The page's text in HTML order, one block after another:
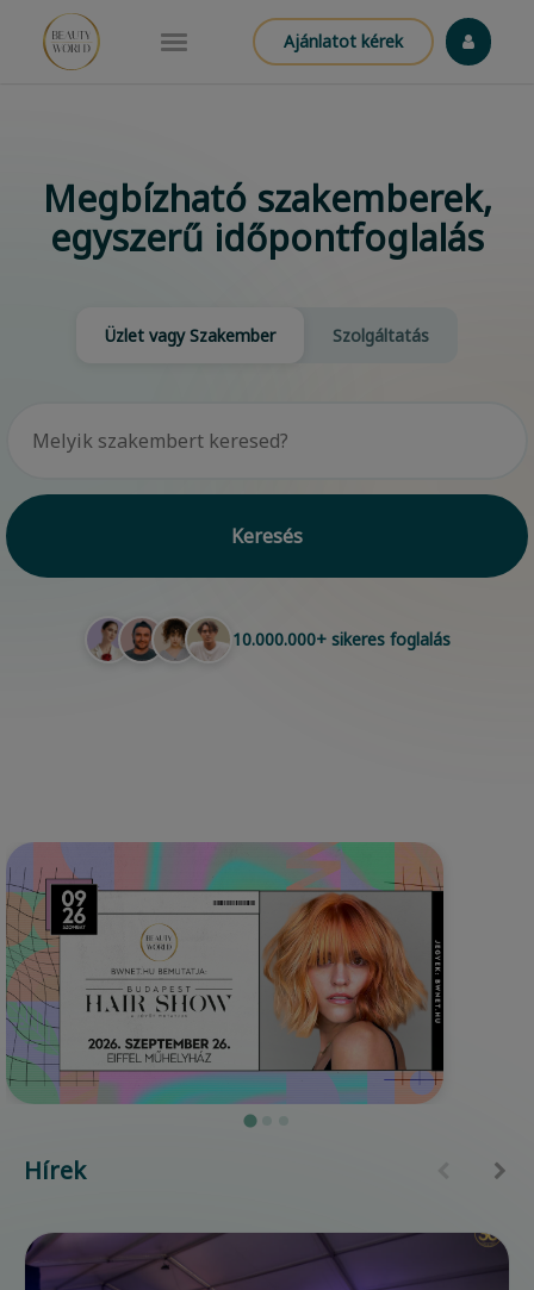
Ajánlatot kérek
Megbízható szakemberek,
egyszerű időpontfoglalás
Üzlet vagy Szakember Szolgáltatás
Keresés
10.000.000+ sikeres foglalás
Hírek